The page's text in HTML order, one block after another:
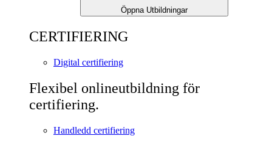
Öppna Utbildningar
CERTIFIERING
Digital certifiering
Flexibel onlineutbildning för
certifiering.
Handledd certifiering